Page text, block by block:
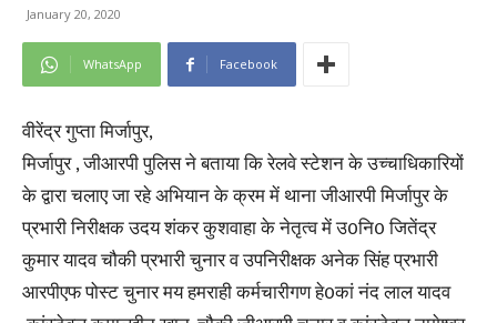
January 20, 2020
WhatsApp Facebook
वीरेंद्र गुप्ता मिर्जापुर,
मिर्जापुर , जीआरपी पुलिस ने बताया कि रेलवे स्टेशन के उच्चाधिकारियों
के द्वारा चलाए जा रहे अभियान के क्रम में थाना जीआरपी मिर्जापुर के
प्रभारी निरीक्षक उदय शंकर कुशवाहा के नेतृत्व में उ0नि0 जितेंद्र
कुमार यादव चौकी प्रभारी चुनार व उपनिरीक्षक अनेक सिंह प्रभारी
आरपीएफ पोस्ट चुनार मय हमराही कर्मचारीगण हे0कां नंद लाल यादव